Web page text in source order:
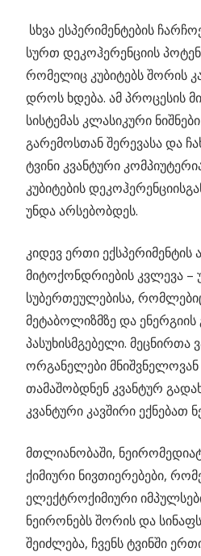
სხვა ესპერიმენტების
სურთ დეკოჰერენციის
რომელიც კუბიტებს შორის
დროს ხდება. ამ პროცესის
სისტემას კლასიკური
გარემოსთან შერევასა და
ტვინი კვანტური
კუბიტების
უნდა არსებობდეს.
კიდევ ერთი ექსპერიმენტის
მიტოქონდრიების კვლევა
სუბერთეულებისა,
მეტაბოლიზმზე და ენერგიის
პასუხისმგებელი. მეცნირთა
ორგანელები
თამაშობდნენ კვანტურ
კვანტური კავშირი ექნებათ
მთლიანობაში,
ქიმიური ნივთიერებები,
ელექტროქიმიური
ნეირონებს შორის და
შეიძლება, ჩვენს ტვინში